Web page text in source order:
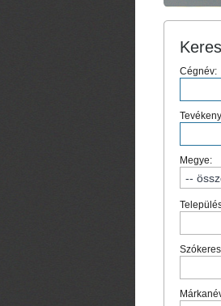
Cégnév:
Megye: